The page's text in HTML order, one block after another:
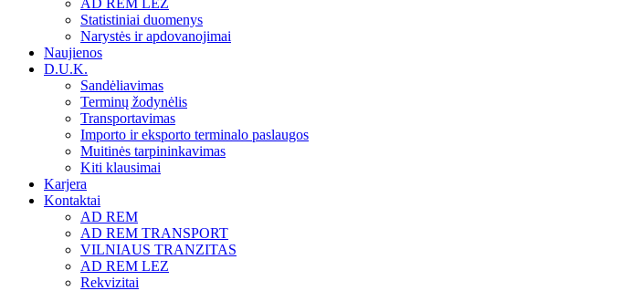
AD REM LEZ
Statistiniai duomenys
Narystės ir apdovanojimai
Naujienos
D.U.K.
Sandėliavimas
Terminų žodynėlis
Transportavimas
Importo ir eksporto terminalo paslaugos
Muitinės tarpininkavimas
Kiti klausimai
Karjera
Kontaktai
AD REM
AD REM TRANSPORT
VILNIAUS TRANZITAS
AD REM LEZ
Rekvizitai